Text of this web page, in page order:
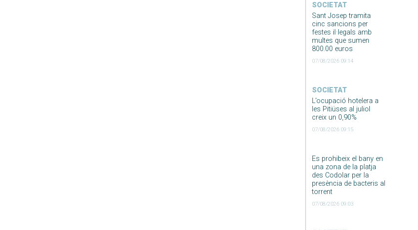
SOCIETAT
Sant Josep tramita
cinc sancions per
festes il·legals amb
multes que sumen
800.00 euros
07/08/2026 09:14
SOCIETAT
L’ocupació hotelera a
les Pitiüses al juliol
creix un 0,90%
07/08/2026 09:15
Es prohibeix el bany en
una zona de la platja
des Codolar per la
presència de bacteris al
torrent
07/08/2026 09:03